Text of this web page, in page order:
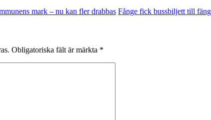
mark – nu kan fler drabbas Fånge fick bussbiljett till
Obligatoriska fält är märkta *